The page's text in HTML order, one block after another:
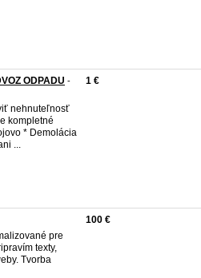
ODPADU -
nehnuteľnosť
kompletné
* Demolácia
...
1 €
pre
texty,
Tvorba
100 €